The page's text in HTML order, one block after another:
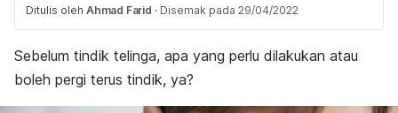
Ditulis oleh Ahmad Farid · Disemak pada 29/04/2022
Sebelum tindik telinga, apa yang perlu dilakukan atau
boleh pergi terus tindik, ya?